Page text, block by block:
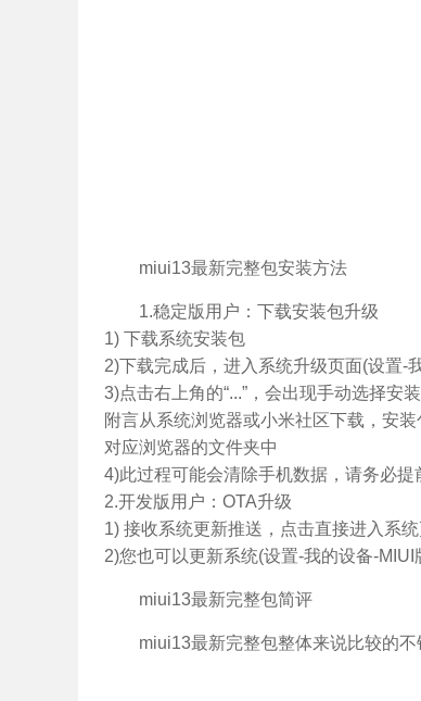
miui13最新完整包安装方法
1.稳定版用户：下载安装包升级
1) 下载系统安装包
2)下载完成后，进入系统升级页面(设置-
3)点击右上角的“...”，会出现手动选择安
附言从系统浏览器或小米社区下载，安
对应浏览器的文件夹中
4)此过程可能会清除手机数据，请务必
2.开发版用户：OTA升级
1) 接收系统更新推送，点击直接进入系
2)您也可以更新系统(设置-我的设备-
miui13最新完整包简评
miui13最新完整包整体来说比较的